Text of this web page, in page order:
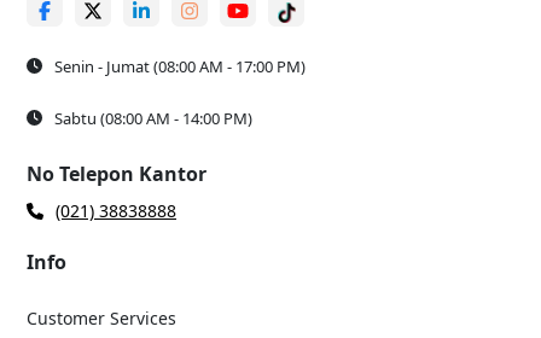
Senin - Jumat (08:00 AM - 17:00 PM)
Sabtu (08:00 AM - 14:00 PM)
No Telepon Kantor
(021) 38838888
Info
Customer Services